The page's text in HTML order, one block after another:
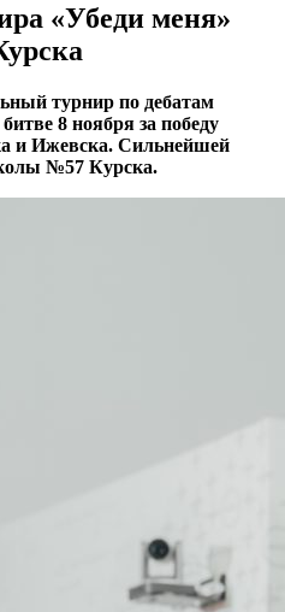
«Убеди меня»
турнир по дебатам
8 ноября за победу
и Ижевска. Сильнейшей
№57 Курска.